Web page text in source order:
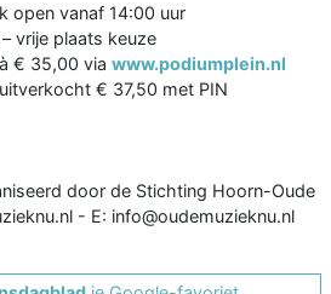
open vanaf 14:00 uur
vrije plaats keuze
€ 35,00 via www.podiumplein.nl
€ 37,50 met PIN
door de Stichting Hoorn-Oude
- E: info@oudemuzieknu.nl